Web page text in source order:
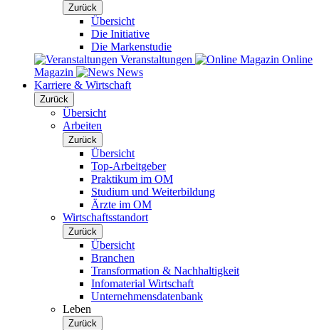
Zurück
Übersicht
Die Initiative
Die Markenstudie
Veranstaltungen
Online
Magazin
News
Karriere & Wirtschaft
Zurück
Übersicht
Arbeiten
Zurück
Übersicht
Top-Arbeitgeber
Praktikum im OM
Studium und Weiterbildung
Ärzte im OM
Wirtschaftsstandort
Zurück
Übersicht
Branchen
Transformation & Nachhaltigkeit
Infomaterial Wirtschaft
Unternehmensdatenbank
Leben
Zurück